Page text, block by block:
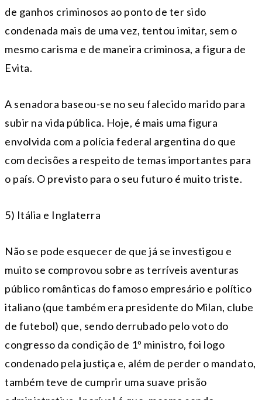
de ganhos criminosos ao ponto de ter sido
condenada mais de uma vez, tentou imitar, sem o
mesmo carisma e de maneira criminosa, a figura de
Evita.
A senadora baseou-se no seu falecido marido para
subir na vida pública. Hoje, é mais uma figura
envolvida com a polícia federal argentina do que
com decisões a respeito de temas importantes para
o país. O previsto para o seu futuro é muito triste.
5) Itália e Inglaterra
Não se pode esquecer de que já se investigou e
muito se comprovou sobre as terríveis aventuras
público românticas do famoso empresário e político
italiano (que também era presidente do Milan, clube
de futebol) que, sendo derrubado pelo voto do
congresso da condição de 1º ministro, foi logo
condenado pela justiça e, além de perder o mandato,
também teve de cumprir uma suave prisão